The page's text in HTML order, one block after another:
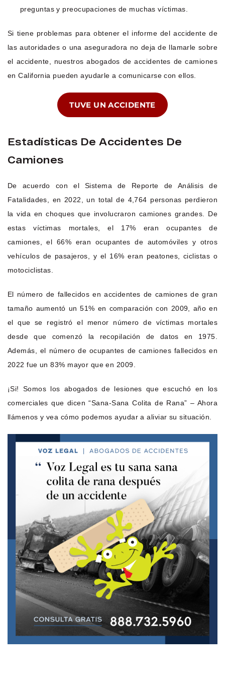
preguntas y preocupaciones de muchas víctimas.
Si tiene problemas para obtener el informe del accidente de
las autoridades o una aseguradora no deja de llamarle sobre
el accidente, nuestros abogados de accidentes de camiones
en California pueden ayudarle a comunicarse con ellos.
TUVE UN ACCIDENTE
Estadísticas De Accidentes De
Camiones
De acuerdo con el Sistema de Reporte de Análisis de
Fatalidades, en 2022, un total de 4,764 personas perdieron
la vida en choques que involucraron camiones grandes. De
estas víctimas mortales, el 17% eran ocupantes de
camiones, el 66% eran ocupantes de automóviles y otros
vehículos de pasajeros, y el 16% eran peatones, ciclistas o
motociclistas.
El número de fallecidos en accidentes de camiones de gran
tamaño aumentó un 51% en comparación con 2009, año en
el que se registró el menor número de víctimas mortales
desde que comenzó la recopilación de datos en 1975.
Además, el número de ocupantes de camiones fallecidos en
2022 fue un 83% mayor que en 2009.
¡Si! Somos los abogados de lesiones que escuchó en los
comerciales que dicen “Sana-Sana Colita de Rana” – Ahora
llámenos y vea cómo podemos ayudar a aliviar su situación.